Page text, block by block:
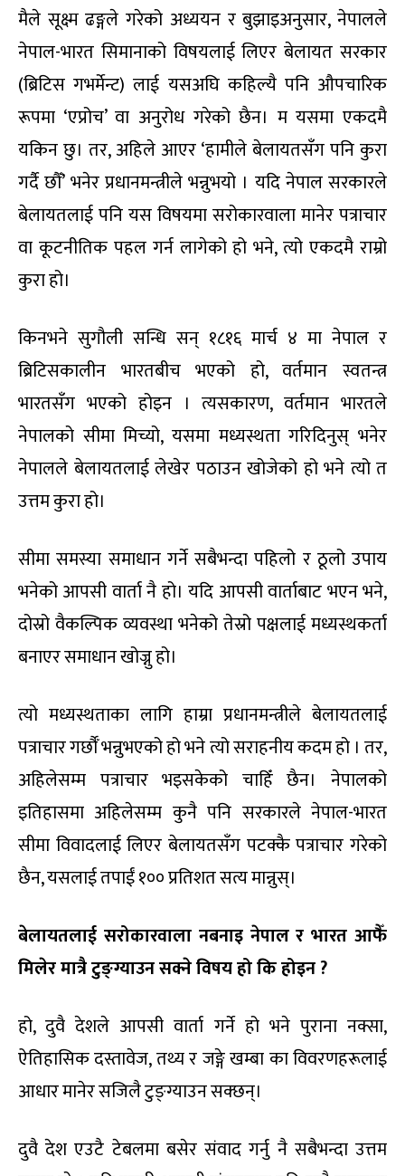
मैले सूक्ष्म ढङ्गले गरेको अध्ययन र बुझाइअनुसार, नेपालले
नेपाल-भारत सिमानाको विषयलाई लिएर बेलायत सरकार
(ब्रिटिस गभर्मेन्ट) लाई यसअघि कहिल्यै पनि औपचारिक
रूपमा ‘एप्रोच’ वा अनुरोध गरेको छैन। म यसमा एकदमै
यकिन छु। तर, अहिले आएर ‘हामीले बेलायतसँग पनि कुरा
गर्दै छौँ’ भनेर प्रधानमन्त्रीले भन्नुभयो । यदि नेपाल सरकारले
बेलायतलाई पनि यस विषयमा सरोकारवाला मानेर पत्राचार
वा कूटनीतिक पहल गर्न लागेको हो भने, त्यो एकदमै राम्रो
कुरा हो।
किनभने सुगौली सन्धि सन् १८१६ मार्च ४ मा नेपाल र
ब्रिटिसकालीन भारतबीच भएको हो, वर्तमान स्वतन्त्र
भारतसँग भएको होइन । त्यसकारण, वर्तमान भारतले
नेपालको सीमा मिच्यो, यसमा मध्यस्थता गरिदिनुस् भनेर
नेपालले बेलायतलाई लेखेर पठाउन खोजेको हो भने त्यो त
उत्तम कुरा हो।
सीमा समस्या समाधान गर्ने सबैभन्दा पहिलो र ठूलो उपाय
भनेको आपसी वार्ता नै हो। यदि आपसी वार्ताबाट भएन भने,
दोस्रो वैकल्पिक व्यवस्था भनेको तेस्रो पक्षलाई मध्यस्थकर्ता
बनाएर समाधान खोज्नु हो।
त्यो मध्यस्थताका लागि हाम्रा प्रधानमन्त्रीले बेलायतलाई
पत्राचार गर्छौँ भन्नुभएको हो भने त्यो सराहनीय कदम हो । तर,
अहिलेसम्म पत्राचार भइसकेको चाहिँ छैन। नेपालको
इतिहासमा अहिलेसम्म कुनै पनि सरकारले नेपाल-भारत
सीमा विवादलाई लिएर बेलायतसँग पटक्कै पत्राचार गरेको
छैन, यसलाई तपाईं १०० प्रतिशत सत्य मान्नुस्।
बेलायतलाई सरोकारवाला नबनाइ नेपाल र भारत आफैँ
मिलेर मात्रै टुङ्ग्याउन सक्ने विषय हो कि होइन ?
हो, दुवै देशले आपसी वार्ता गर्ने हो भने पुराना नक्सा,
ऐतिहासिक दस्तावेज, तथ्य र जङ्गे खम्बा का विवरणहरूलाई
आधार मानेर सजिलै टुङ्ग्याउन सक्छन्।
दुवै देश एउटै टेबलमा बसेर संवाद गर्नु नै सबैभन्दा उत्तम